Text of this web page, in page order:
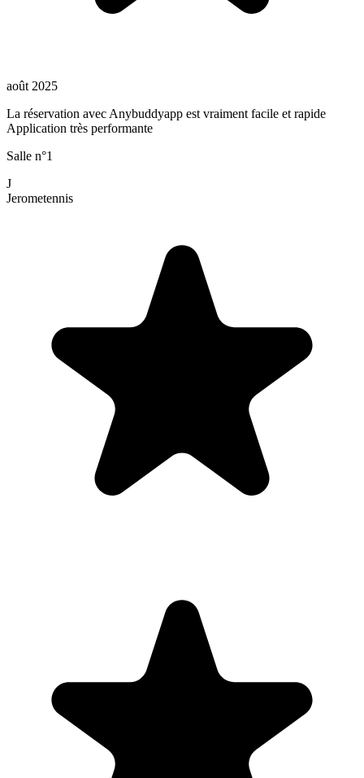
août 2025
La réservation avec Anybuddyapp est vraiment facile et rapide
Application très performante
Salle n°1
J
Jerometennis